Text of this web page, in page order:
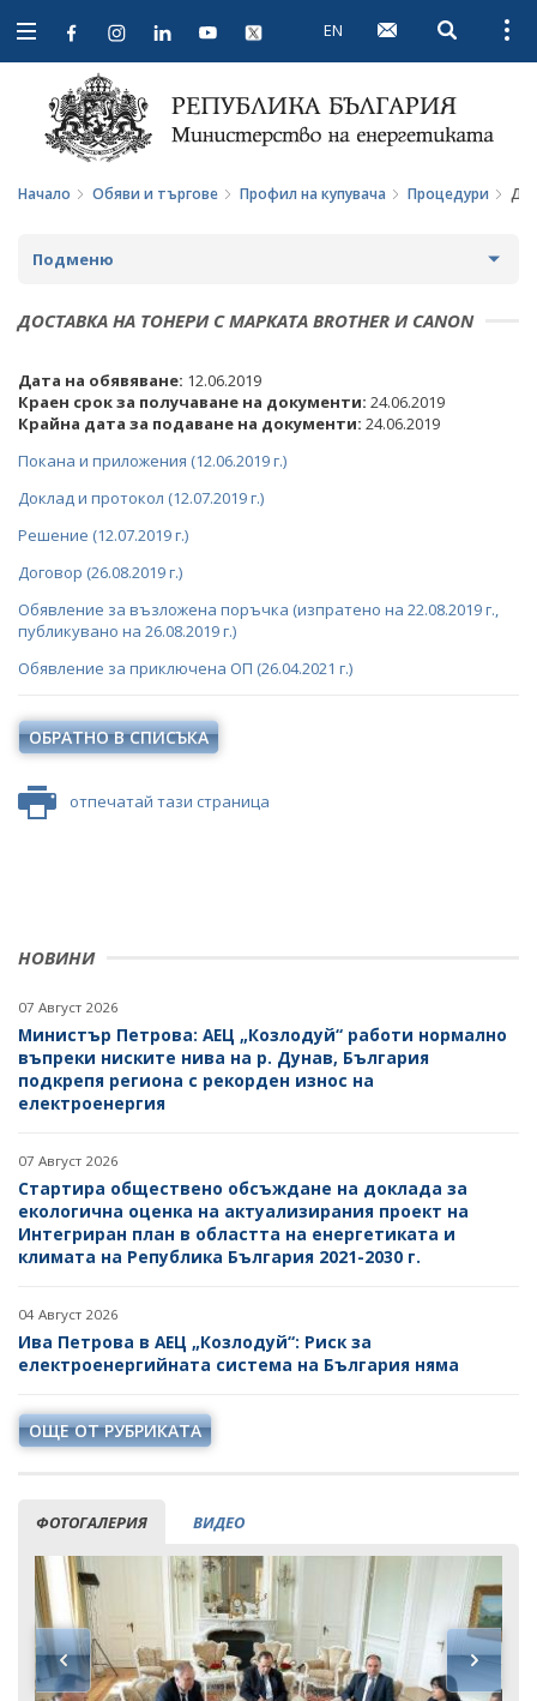
Open
navigation
EN Open
Начало Обяви и търгове Профил на купувача Процедури
НОВИНИ
07 Август 2026
Министър Петрова: АЕЦ „Козлодуй“ работи нормално
въпреки ниските нива на р. Дунав, България
подкрепя региона с рекорден износ на
електроенергия
07 Август 2026
Стартира обществено обсъждане на доклада за
екологична оценка на актуализирания проект на
Интегриран план в областта на енергетиката и
климата на Република България 2021-2030 г.
04 Август 2026
Ива Петрова в АЕЦ „Козлодуй“: Риск за
електроенергийната система на България няма
ОЩЕ ОТ РУБРИКАТА
ФОТОГАЛЕРИЯ ВИДЕО
Подменю
ПРОФИЛ НА КУПУВАЧА
ПРОЦЕДУРИ
СЪБИРАНЕ НА ОФЕРТИ С ОБЯВИ
СТАНОВИЩА НА АОП
ОБЯВЛЕНИЯ ЗА ПРЕДВАРИТЕЛНА ИНФОРМАЦИЯ
ПРОФИЛ НА КУПУВАЧА ДО 15.04.2016 Г.
ПРОЦЕДУРИ
ПУБЛИЧНИ ПОКАНИ
ОБЯВИ И ТЪРГОВЕ
ОБЩЕСТВЕНИ ПОРЪЧКИ ДО 2014 Г.
РАЗПРОДАЖБА НА АКТИВИ
ПОКАНИ НА ТЪРГОВСКИ ДРУЖЕСТВА ЗА
ПРЕДОСТАВЯНЕ НА ФИНАНСОВИ УСЛУГИ
ДРУГИ
ТЪРГОВЕ
ДОСТАВКА НА ТОНЕРИ С МАРКАТА BROTHER И CANON
Дата на обявяване: 12.06.2019
Краен срок за получаване на документи: 24.06.2019
Крайна дата за подаване на документи: 24.06.2019
Покана и приложения (12.06.2019 г.)
Доклад и протокол (12.07.2019 г.)
Решение (12.07.2019 г.)
Договор (26.08.2019 г.)
Обявление за възложена поръчка (изпратено на 22.08.2019 г.,
публикувано на 26.08.2019 г.)
Обявление за приключена ОП (26.04.2021 г.)
ОБРАТНО В СПИСЪКА
отпечатай тази страница